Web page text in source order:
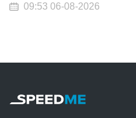
09:53 06-08-2026